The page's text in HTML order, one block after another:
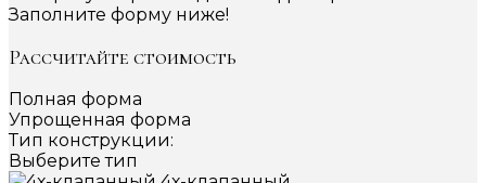
Заполните форму ниже!
Рассчитайте стоимость
Полная форма
Упрощенная форма
Тип конструкции:
Выберите тип